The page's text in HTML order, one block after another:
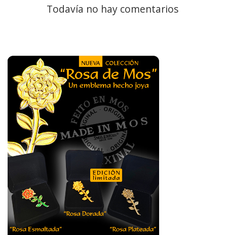
Todavía no hay comentarios